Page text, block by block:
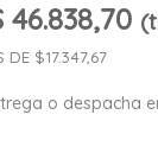
46.838,70
DE $17.347,67
o despacha